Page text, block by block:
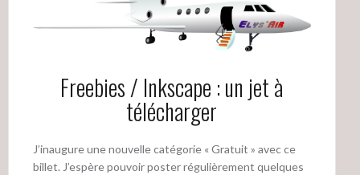
Freebies / Inkscape : un jet à
télécharger
J’inaugure une nouvelle catégorie « Gratuit » avec ce
billet. J’espère pouvoir poster régulièrement quelques